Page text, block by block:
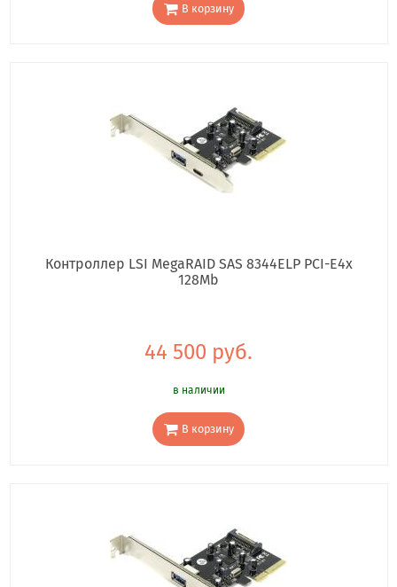
В корзину
Контроллер LSI MegaRAID SAS 8344ELP PCI-E4x
128Mb
44 500 руб.
в наличии
В корзину